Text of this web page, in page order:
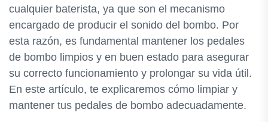
cualquier baterista, ya que son el mecanismo
encargado de producir el sonido del bombo. Por
esta razón, es fundamental mantener los pedales
de bombo limpios y en buen estado para asegurar
su correcto funcionamiento y prolongar su vida útil.
En este artículo, te explicaremos cómo limpiar y
mantener tus pedales de bombo adecuadamente.